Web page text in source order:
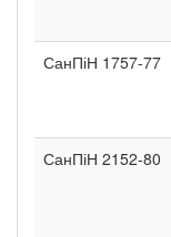
СанПіН 1757-77
СанПіН 2152-80